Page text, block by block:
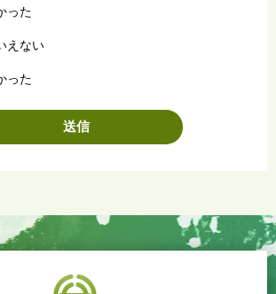
った
えない
った